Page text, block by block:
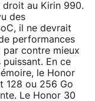
droit au Kirin 990.
des
il ne devrait
performances
par contre mieux
En ce
le Honor
128 ou 256 Go
Le Honor 30